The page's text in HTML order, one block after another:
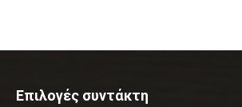
Επιλογές συντάκτη